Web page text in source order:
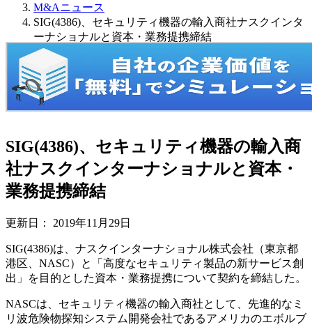
M&Aニュース
SIG(4386)、セキュリティ機器の輸入商社ナスクインタ
ーナショナルと資本・業務提携締結
SIG(4386)、セキュリティ機器の輸入商
社ナスクインターナショナルと資本・
業務提携締結
更新日： 2019年11月29日
SIG(4386)は、ナスクインターナショナル株式会社（東京都
港区、NASC）と「高度なセキュリティ製品の新サービス創
出」を目的とした資本・業務提携について契約を締結した。
NASCは、セキュリティ機器の輸入商社として、先進的なミ
リ波危険物探知システム開発会社であるアメリカのエボルブ